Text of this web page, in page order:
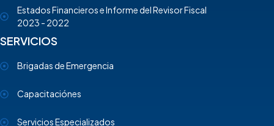
Estados Financieros e Informe del Revisor Fiscal
2023 - 2022
SERVICIOS
Brigadas de Emergencia
Capacitaciónes
Servicios Especializados